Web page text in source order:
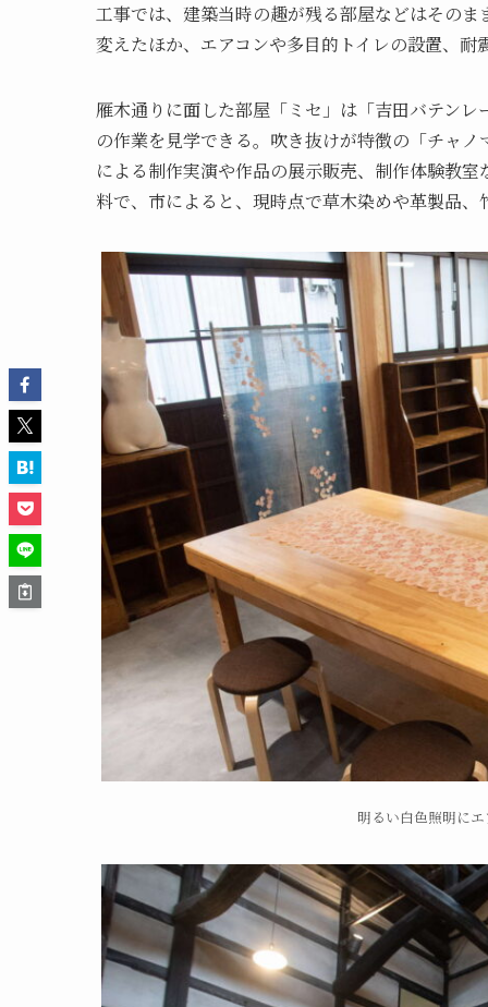
工事では、建築当時の趣が残る部屋などはその
変えたほか、エアコンや多目的トイレの設置、
雁木通りに面した部屋「ミセ」は「吉田バテン
の作業を見学できる。吹き抜けが特徴の「チャ
による制作実演や作品の展示販売、制作体験教
料で、市によると、現時点で草木染めや革製品
明るい白色照明に